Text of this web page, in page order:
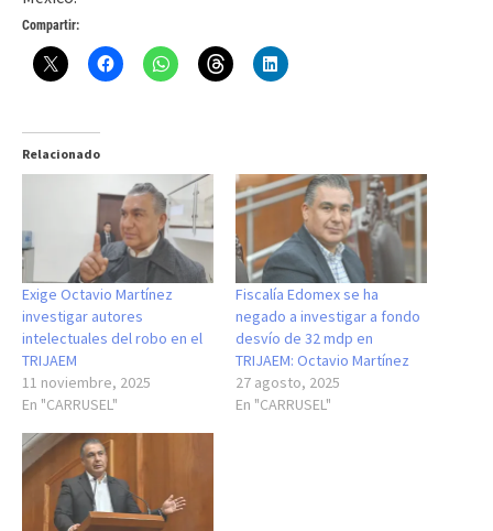
Compartir:
Relacionado
Exige Octavio Martínez
investigar autores
intelectuales del robo en el
TRIJAEM
11 noviembre, 2025
En "CARRUSEL"
Fiscalía Edomex se ha
negado a investigar a fondo
desvío de 32 mdp en
TRIJAEM: Octavio Martínez
27 agosto, 2025
En "CARRUSEL"